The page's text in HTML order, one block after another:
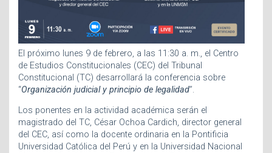
El próximo lunes 9 de febrero, a las 11:30 a. m., el Centro
de Estudios Constitucionales (CEC) del Tribunal
Constitucional (TC) desarrollará la conferencia sobre
“Organización judicial y principio de legalidad”.
Los ponentes en la actividad académica serán el
magistrado del TC, César Ochoa Cardich, director general
del CEC, así como la docente ordinaria en la Pontificia
Universidad Católica del Perú y en la Universidad Nacional